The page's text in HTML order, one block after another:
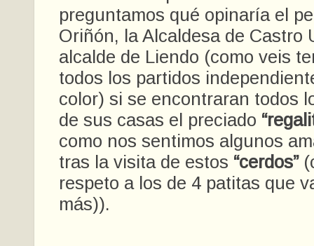
preguntamos qué opinaría el
Oriñón, la Alcaldesa de Castro
alcalde de Liendo (como veis
todos los partidos
color) si se encontraran todos
de sus casas el preciado
como nos sentimos algunos
tras la visita de estos “cerdos”
respeto a los de 4 patitas que
más)).